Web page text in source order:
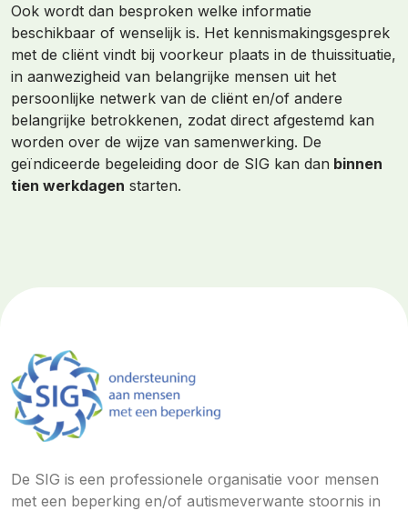
Ook wordt dan besproken welke informatie
beschikbaar of wenselijk is. Het kennismakingsgesprek
met de cliënt vindt bij voorkeur plaats in de thuissituatie,
in aanwezigheid van belangrijke mensen uit het
persoonlijke netwerk van de cliënt en/of andere
belangrijke betrokkenen, zodat direct afgestemd kan
worden over de wijze van samenwerking. De
geïndiceerde begeleiding door de SIG kan dan binnen
tien werkdagen starten.
De SIG is een professionele organisatie voor mensen
met een beperking en/of autismeverwante stoornis in